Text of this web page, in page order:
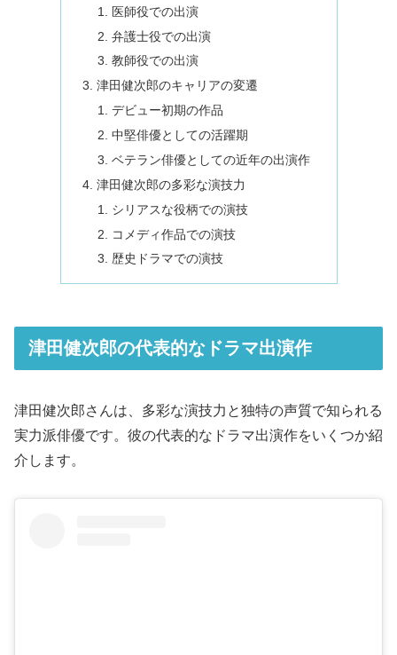
医師役での出演
弁護士役での出演
教師役での出演
津田健次郎のキャリアの変遷
デビュー初期の作品
中堅俳優としての活躍期
ベテラン俳優としての近年の出演作
津田健次郎の多彩な演技力
シリアスな役柄での演技
コメディ作品での演技
歴史ドラマでの演技
津田健次郎の代表的なドラマ出演作
津田健次郎さんは、多彩な演技力と独特の声質で知られる
実力派俳優です。彼の代表的なドラマ出演作をいくつか紹
介します。